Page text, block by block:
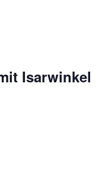
Isarwinkel